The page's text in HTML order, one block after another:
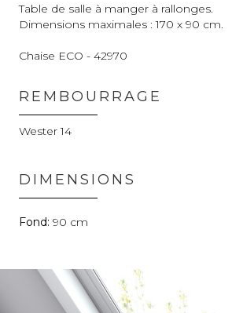
Table de salle à manger à rallonges.
Dimensions maximales : 170 x 90 cm.
Chaise ECO - 42970
REMBOURRAGE
Wester 14
DIMENSIONS
90